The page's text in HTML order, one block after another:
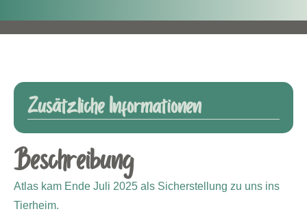
Zusätzliche Informationen
Beschreibung
Atlas kam Ende Juli 2025 als Sicherstellung zu uns ins
Tierheim.